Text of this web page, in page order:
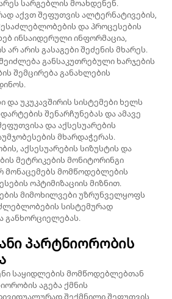
სარგებლის მოახდენენ.
აქვთ შეფუთვის ალტერნატივების,
და პროცესების
ინსაიდერული ინფორმაცია,
არის გასაგები შეძენის მხარეს.
განსაკუთრებული ხარჯების
შემცირება განახლების
და უკუკავშირის სისტემები ხელს
შენარჩუნებას და ამავე
და აქსესუარების
მხარდაჭერას.
აქსესუარების სიზუსტის და
მეტრიკების მონიტორინგი
მონაცემებს მომწოდებლების
ოპტიმიზაციის მიზნით.
მიმოხილვები უზრუნველყოფს
სისტემურად
განხორციელებას.
პარტნიორობის
საყიდლების მომწოდებლებთან
აგება ქმნის
შექმნილი შეფუთვის